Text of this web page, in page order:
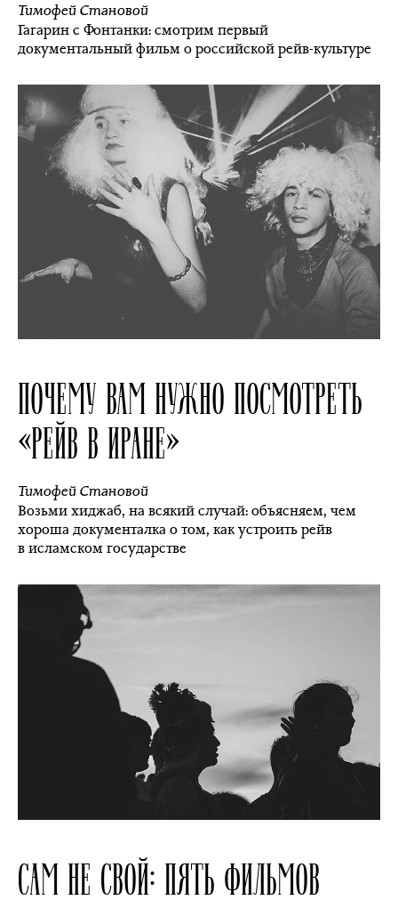
Тимофей Становой
Гагарин с Фонтанки: смотрим первый
документальный фильм о российской рейв-культуре
ПОЧЕМУ ВАМ НУЖНО ПОСМОТРЕТЬ
«РЕЙВ В ИРАНЕ»
Тимофей Становой
Возьми хиджаб, на всякий случай: объясняем, чем
хороша документалка о том, как устроить рейв
в исламском государстве
САМ НЕ СВОЙ: ПЯТЬ ФИЛЬМОВ